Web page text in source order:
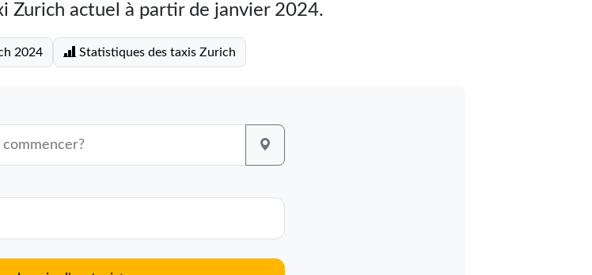
Zurich actuel à partir de janvier 2024.
2024 Statistiques des taxis Zurich